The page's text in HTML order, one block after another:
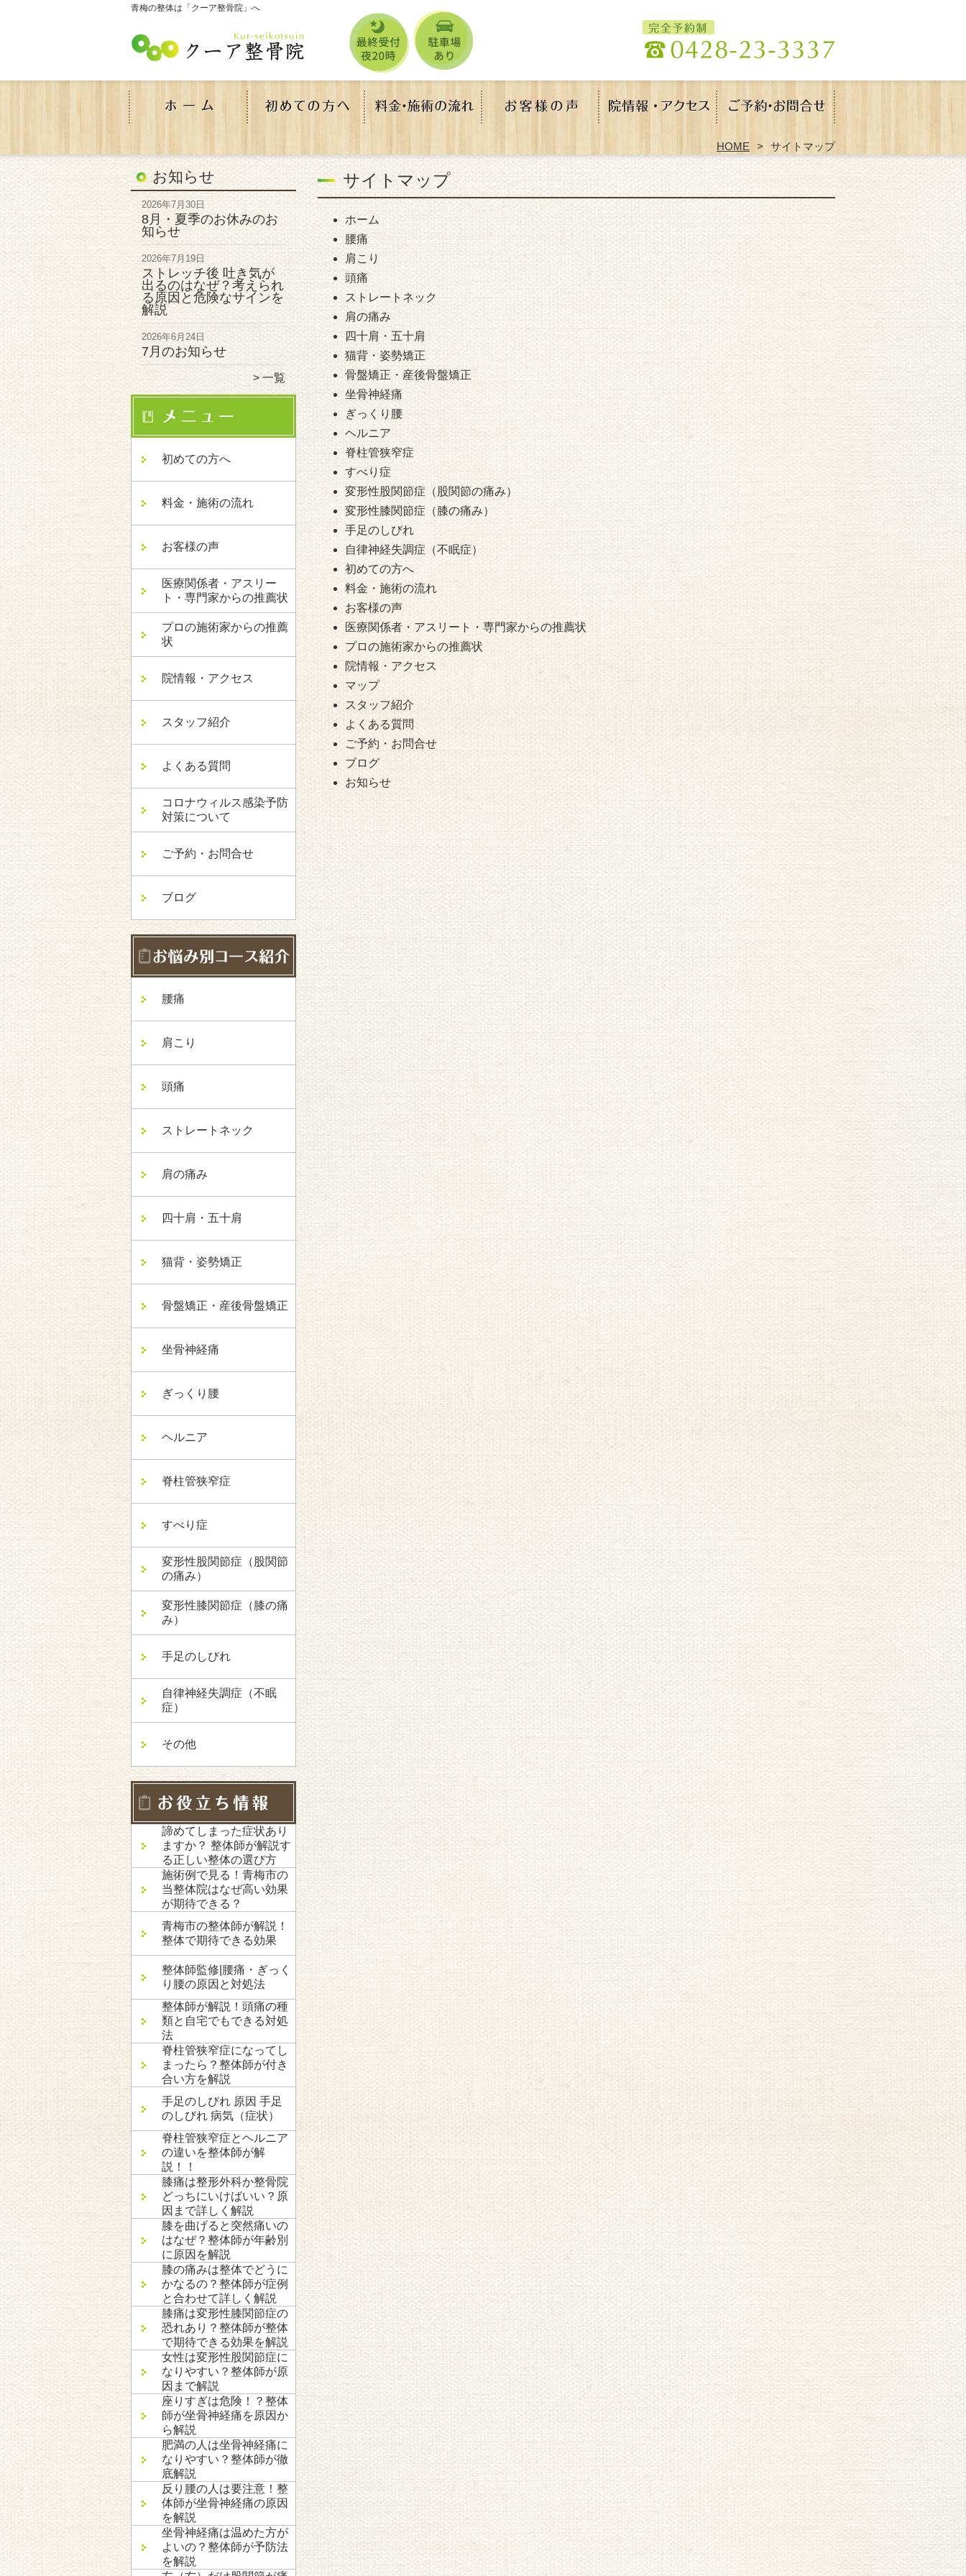
青梅の整体は「クーア整骨院」へ
HOME サイトマップ
お知らせ
2026年7月30日
8月・夏季のお休みのお
知らせ
2026年7月19日
ストレッチ後 吐き気が
出るのはなぜ？考えられ
る原因と危険なサインを
解説
2026年6月24日
7月のお知らせ
一覧
初めての方へ
料金・施術の流れ
お客様の声
医療関係者・アスリー
ト・専門家からの推薦状
プロの施術家からの推薦
状
院情報・アクセス
スタッフ紹介
よくある質問
コロナウィルス感染予防
対策について
ご予約・お問合せ
ブログ
腰痛
肩こり
頭痛
ストレートネック
肩の痛み
四十肩・五十肩
猫背・姿勢矯正
骨盤矯正・産後骨盤矯正
坐骨神経痛
ぎっくり腰
ヘルニア
脊柱管狭窄症
すべり症
変形性股関節症（股関節
の痛み）
変形性膝関節症（膝の痛
み）
手足のしびれ
自律神経失調症（不眠
症）
その他
諦めてしまった症状あり
ますか？ 整体師が解説す
る正しい整体の選び方
施術例で見る！青梅市の
当整体院はなぜ高い効果
が期待できる？
青梅市の整体師が解説！
整体で期待できる効果
整体師監修|腰痛・ぎっく
り腰の原因と対処法
整体師が解説！頭痛の種
類と自宅でもできる対処
法
脊柱管狭窄症になってし
まったら？整体師が付き
合い方を解説
手足のしびれ 原因 手足
のしびれ 病気（症状）
脊柱管狭窄症とヘルニア
の違いを整体師が解
説！！
膝痛は整形外科か整骨院
どっちにいけばいい？原
因まで詳しく解説
膝を曲げると突然痛いの
はなぜ？整体師が年齢別
に原因を解説
膝の痛みは整体でどうに
かなるの？整体師が症例
と合わせて詳しく解説
膝痛は変形性膝関節症の
恐れあり？整体師が整体
で期待できる効果を解説
女性は変形性股関節症に
なりやすい？整体師が原
因まで解説
座りすぎは危険！？整体
師が坐骨神経痛を原因か
ら解説
肥満の人は坐骨神経痛に
なりやすい？整体師が徹
底解説
反り腰の人は要注意！整
体師が坐骨神経痛の原因
を解説
坐骨神経痛は温めた方が
よいの？整体師が予防法
を解説
サイトマップ
ホーム
腰痛
肩こり
頭痛
ストレートネック
肩の痛み
四十肩・五十肩
猫背・姿勢矯正
骨盤矯正・産後骨盤矯正
坐骨神経痛
ぎっくり腰
ヘルニア
脊柱管狭窄症
すべり症
変形性股関節症（股関節の痛み）
変形性膝関節症（膝の痛み）
手足のしびれ
自律神経失調症（不眠症）
初めての方へ
料金・施術の流れ
お客様の声
医療関係者・アスリート・専門家からの推薦状
プロの施術家からの推薦状
院情報・アクセス
マップ
スタッフ紹介
よくある質問
ご予約・お問合せ
ブログ
お知らせ